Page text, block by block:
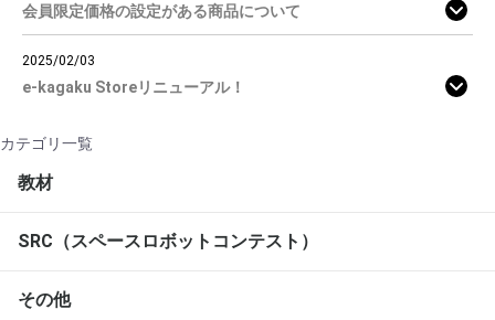
会員限定価格の設定がある商品について
2025/02/03
e-kagaku Storeリニューアル！
カテゴリ一覧
教材
SRC（スペースロボットコンテスト）
その他